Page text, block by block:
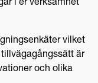
i er verksamhet
vilket
är
och olika